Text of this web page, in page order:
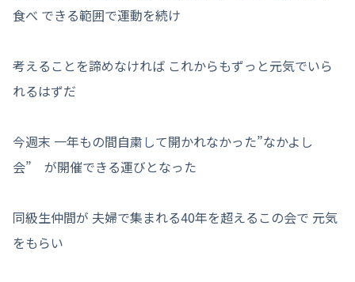
食べ できる範囲で運動を続け
考えることを諦めなければ これからもずっと元気でいら
れるはずだ
今週末 一年もの間自粛して開かれなかった”なかよし
会” が開催できる運びとなった
同級生仲間が 夫婦で集まれる40年を超えるこの会で 元気
をもらい